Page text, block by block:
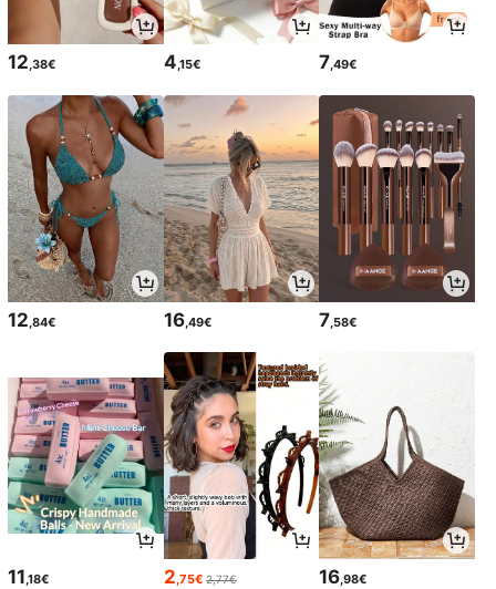
12,38€ 4,15€ 7,49€
12 ,84€ 16,49€ 7 ,58€
11,18€ 2,75€ 2,77€ 16,98€